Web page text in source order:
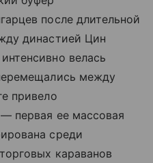
после длительной
династией Цин
велась
между
привело
первая ее массовая
среди
караванов